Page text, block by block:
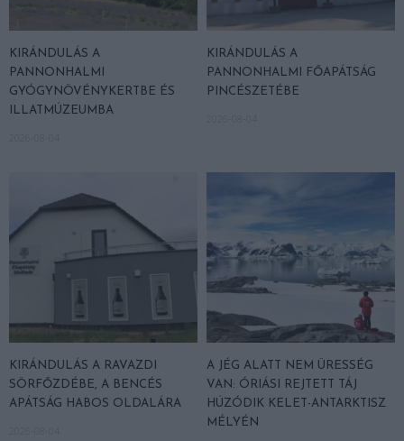
KIRÁNDULÁS A
PANNONHALMI
GYÓGYNÖVÉNYKERTBE ÉS
ILLATMÚZEUMBA
KIRÁNDULÁS A
PANNONHALMI FŐAPÁTSÁG
PINCÉSZETÉBE
KIRÁNDULÁS A RAVAZDI
SÖRFŐZDÉBE, A BENCÉS
APÁTSÁG HABOS OLDALÁRA
A JÉG ALATT NEM ÜRESSÉG
VAN: ÓRIÁSI REJTETT TÁJ
HÚZÓDIK KELET-ANTARKTISZ
MÉLYÉN